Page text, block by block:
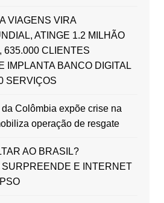
VIAGENS VIRA
ATINGE 1.2 MILHÃO
635.000 CLIENTES
IMPLANTA BANCO DIGITAL
SERVIÇOS
Colômbia expõe crise na
operação de resgate
AO BRASIL?
SURPREENDE E INTERNET